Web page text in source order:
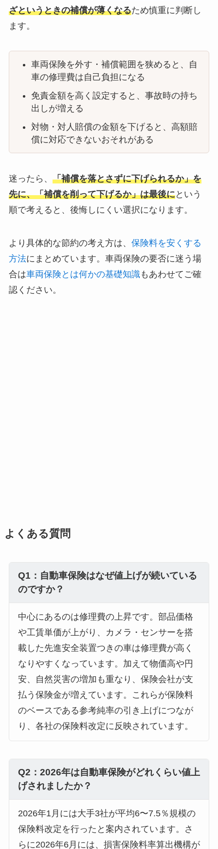
ざというときの補償が薄くなるため慎重に判断し
ます。
車両保険を外す・補償範囲を狭めると、自
車の修理費は自己負担になる
免責金額を高く設定すると、事故時の持ち
出しが増える
対物・対人賠償の金額を下げると、高額賠
償に対応できないおそれがある
迷ったら、 「補償を落とさずに下げられるか」を
先に、「補償を削って下げるか」は最後にという
順で考えると、後悔しにくい選択になります。
より具体的な節約の考え方は、 保険料を安くする
方法にまとめています。車両保険の要否に迷う場
合は車両保険とは何かの基礎知識もあわせてご確
認ください。
よくある質問
Q1：自動車保険はなぜ値上げが続いている
のですか？
中心にあるのは修理費の上昇です。部品価格
や工賃単価が上がり、カメラ・センサーを搭
載した先進安全装置つきの車は修理費が高く
なりやすくなっています。加えて物価高や円
安、自然災害の増加も重なり、保険会社が支
払う保険金が増えています。これらが保険料
のベースである参考純率の引き上げにつなが
り、各社の保険料改定に反映されています。
Q2：2026年は自動車保険がどれくらい値上
げされましたか？
2026年1月には大手3社が平均6〜7.5％規模の
保険料改定を行ったと案内されています。さ
らに2026年6月には、損害保険料率算出機構が